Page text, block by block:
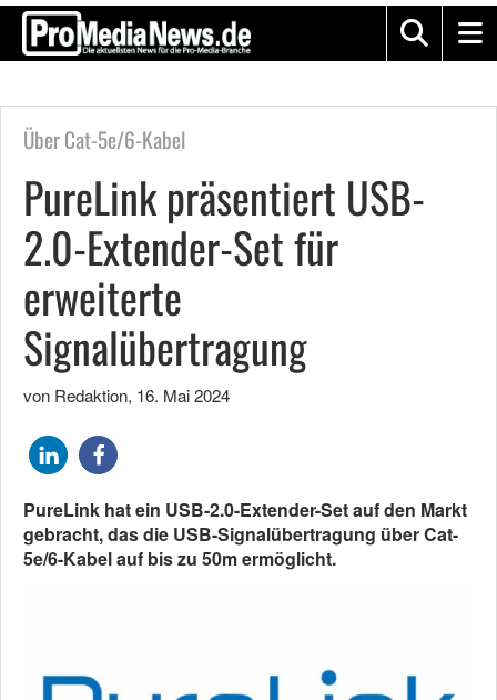
Über Cat-5e/6-Kabel
PureLink präsentiert USB-
2.0-Extender-Set für
erweiterte
Signalübertragung
von Redaktion, 16. Mai 2024
PureLink hat ein USB-2.0-Extender-Set auf den Markt
gebracht, das die USB-Signalübertragung über Cat-
5e/6-Kabel auf bis zu 50m ermöglicht.